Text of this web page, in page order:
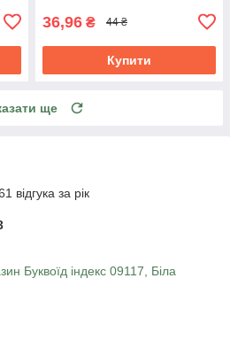
36,96 ₴ 44 ₴
Купити
ще
відгука за рік
Буквоїд індекс 09117, Біла